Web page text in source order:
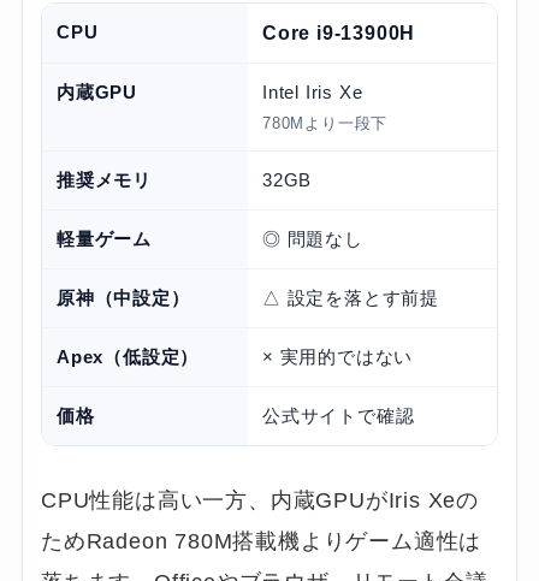
CPU Core i9-13900H
内蔵GPU Intel Iris Xe
780Mより一段下
推奨メモリ 32GB
軽量ゲーム ◎ 問題なし
原神（中設定） △ 設定を落とす前提
Apex（低設定） × 実用的ではない
価格 公式サイトで確認
CPU性能は高い一方、内蔵GPUがIris Xeの
ためRadeon 780M搭載機よりゲーム適性は